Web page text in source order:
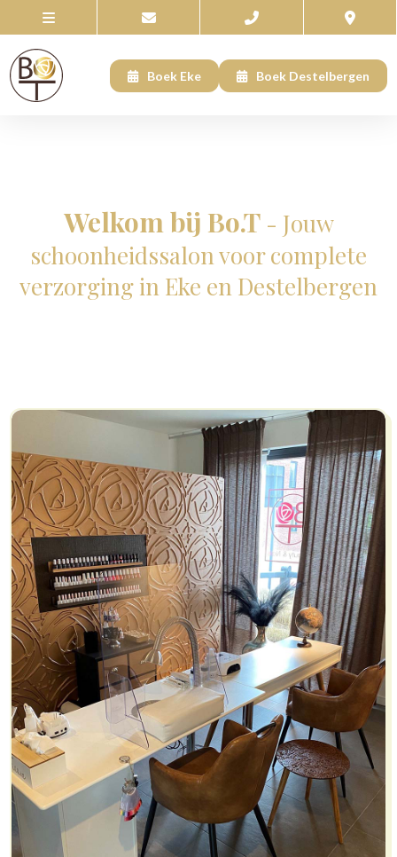
Boek Eke Boek Destelbergen
Welkom bij Bo.T- Jouw
schoonheidssalon voor complete
verzorging in Eke en Destelbergen